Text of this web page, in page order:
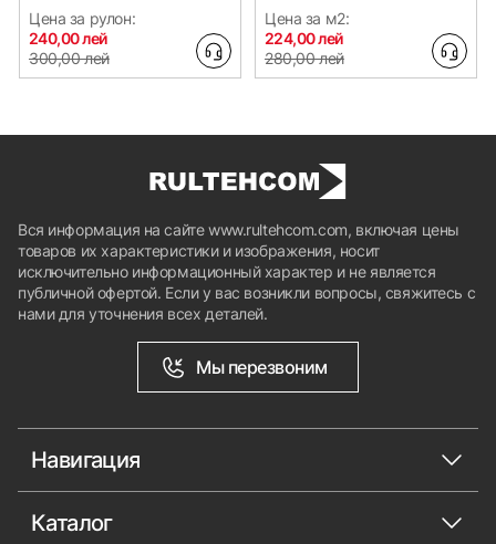
Цена за рулон:
240,00 лей
300,00 лей
Цена за м2:
224,00 лей
280,00 лей
Вся информация на сайте www.rultehcom.com, включая цены
товаров их характеристики и изображения, носит
исключительно информационный характер и не является
публичной офертой. Если у вас возникли вопросы, свяжитесь с
нами для уточнения всех деталей.
Мы перезвоним
Навигация
Каталог